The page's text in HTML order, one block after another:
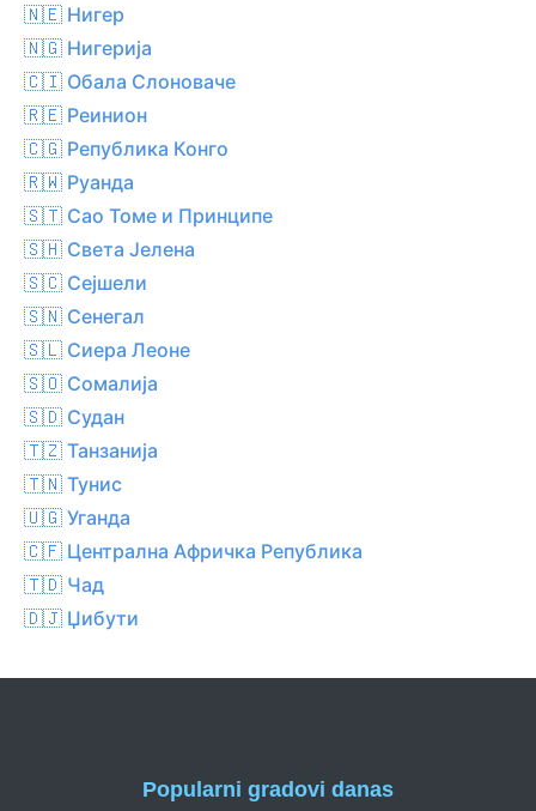
🇳🇪 Нигер
🇳🇬 Нигерија
🇨🇮 Обала Слоноваче
🇷🇪 Реинион
🇨🇬 Република Конго
🇷🇼 Руанда
🇸🇹 Сао Томе и Принципе
🇸🇭 Света Јелена
🇸🇨 Сејшели
🇸🇳 Сенегал
🇸🇱 Сиера Леоне
🇸🇴 Сомалија
🇸🇩 Судан
🇹🇿 Танзанија
🇹🇳 Тунис
🇺🇬 Уганда
🇨🇫 Централна Афричка Република
🇹🇩 Чад
🇩🇯 Џибути
Popularni gradovi danas